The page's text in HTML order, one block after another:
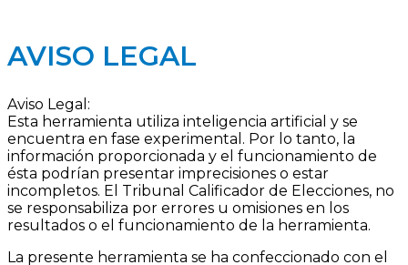
AVISO LEGAL
Aviso Legal:
Esta herramienta utiliza inteligencia artificial y se
encuentra en fase experimental. Por lo tanto, la
información proporcionada y el funcionamiento de
ésta podrían presentar imprecisiones o estar
incompletos. El Tribunal Calificador de Elecciones, no
se responsabiliza por errores u omisiones en los
resultados o el funcionamiento de la herramienta.
La presente herramienta se ha confeccionado con el